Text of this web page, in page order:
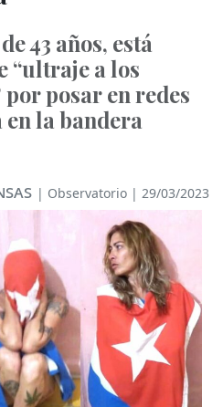
43 años, está
“ultraje a los
posar en redes
la bandera
| Observatorio | 29/03/2023